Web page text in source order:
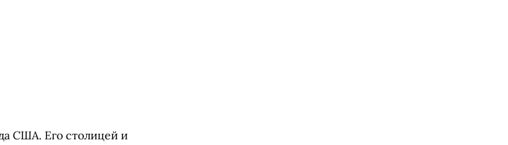
США. Его столицей и